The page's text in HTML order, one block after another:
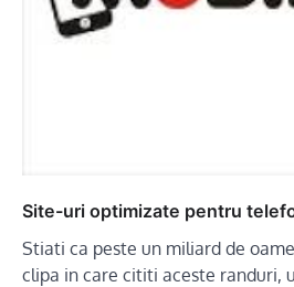
Site-uri optimizate pentru
Stiati ca peste un miliard de
clipa in care cititi aceste randuri,